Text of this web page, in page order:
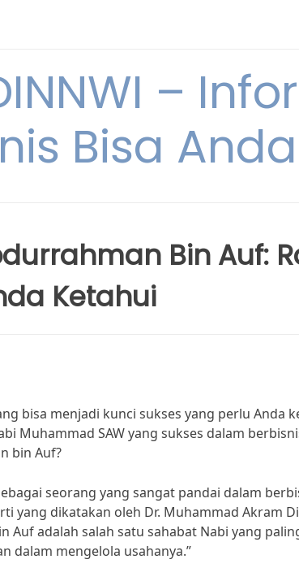
–
Bisa
Bin Auf:
Ketahui
bisa menjadi kunci sukses yang perlu Anda
Muhammad SAW yang sukses dalam
bin Auf?
seorang yang sangat pandai dalam
yang dikatakan oleh Dr. Muhammad Akram
Auf adalah salah satu sahabat Nabi yang
dalam mengelola usahanya.”